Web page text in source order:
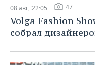
08 авг, 22:05 47
Volga Fashion
собрал